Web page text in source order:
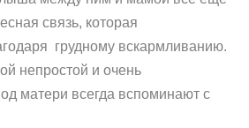
связь, которая
грудному вскармливанию.
непростой и очень
матери всегда вспоминают с